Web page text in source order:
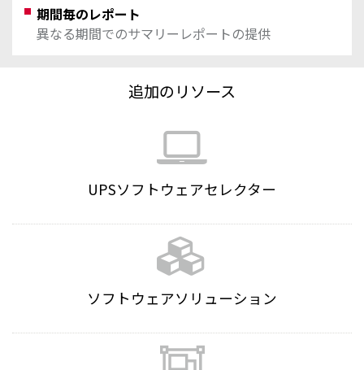
期間毎のレポート
異なる期間でのサマリーレポートの提供
追加のリソース
UPSソフトウェアセレクター
ソフトウェアソリューション